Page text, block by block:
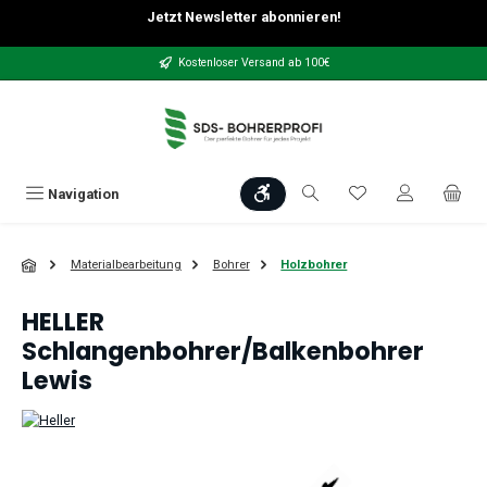
Zum Hauptinhalt springenJetzt Newsletter abonnieren!
Kostenloser Versand ab 100€
Navigation Werkzeugleiste anzeigen
Du hast 0
Materialbearbeitung Bohrer Holzbohrer
HELLER
Schlangenbohrer/Balkenbohrer
Lewis